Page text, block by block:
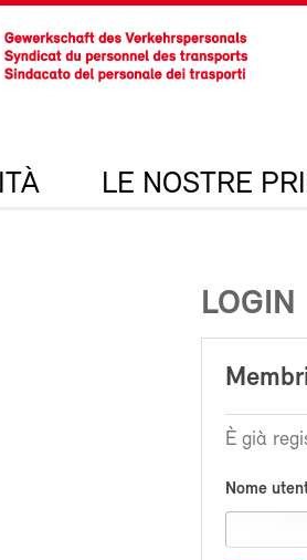
LE NOSTRE
LOGIN
È già
Nome